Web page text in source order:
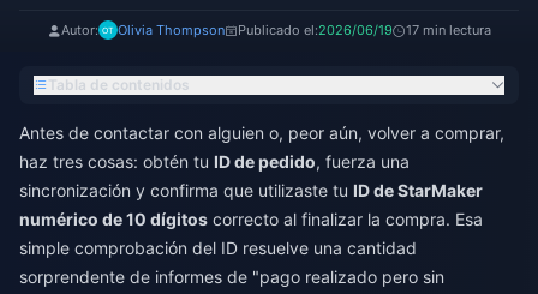
Autor: Olivia Thompson Publicado el:2026/06/19 17 min lectura
Tabla de contenidos
Antes de contactar con alguien o, peor aún, volver a comprar,
haz tres cosas: obtén tu ID de pedido, fuerza una
sincronización y confirma que utilizaste tu ID de StarMaker
numérico de 10 dígitos correcto al finalizar la compra. Esa
simple comprobación del ID resuelve una cantidad
sorprendente de informes de "pago realizado pero sin